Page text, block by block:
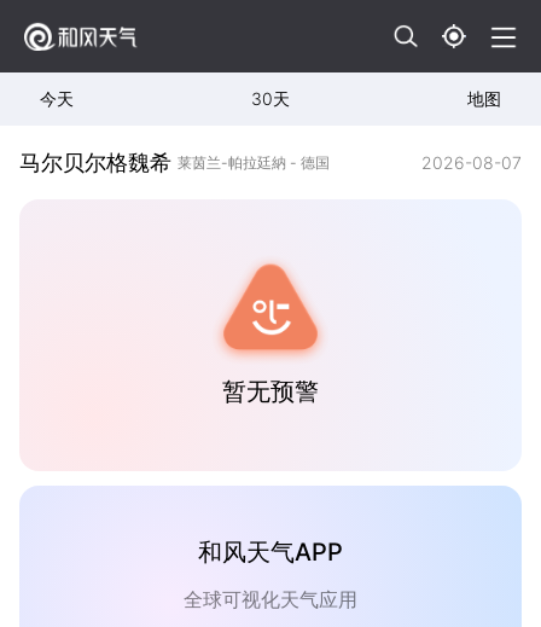
今天 30天 地图
马尔贝尔格魏希 莱茵兰-帕拉廷納 - 德国 2026-08-07
暂无预警
和风天气APP
全球可视化天气应用